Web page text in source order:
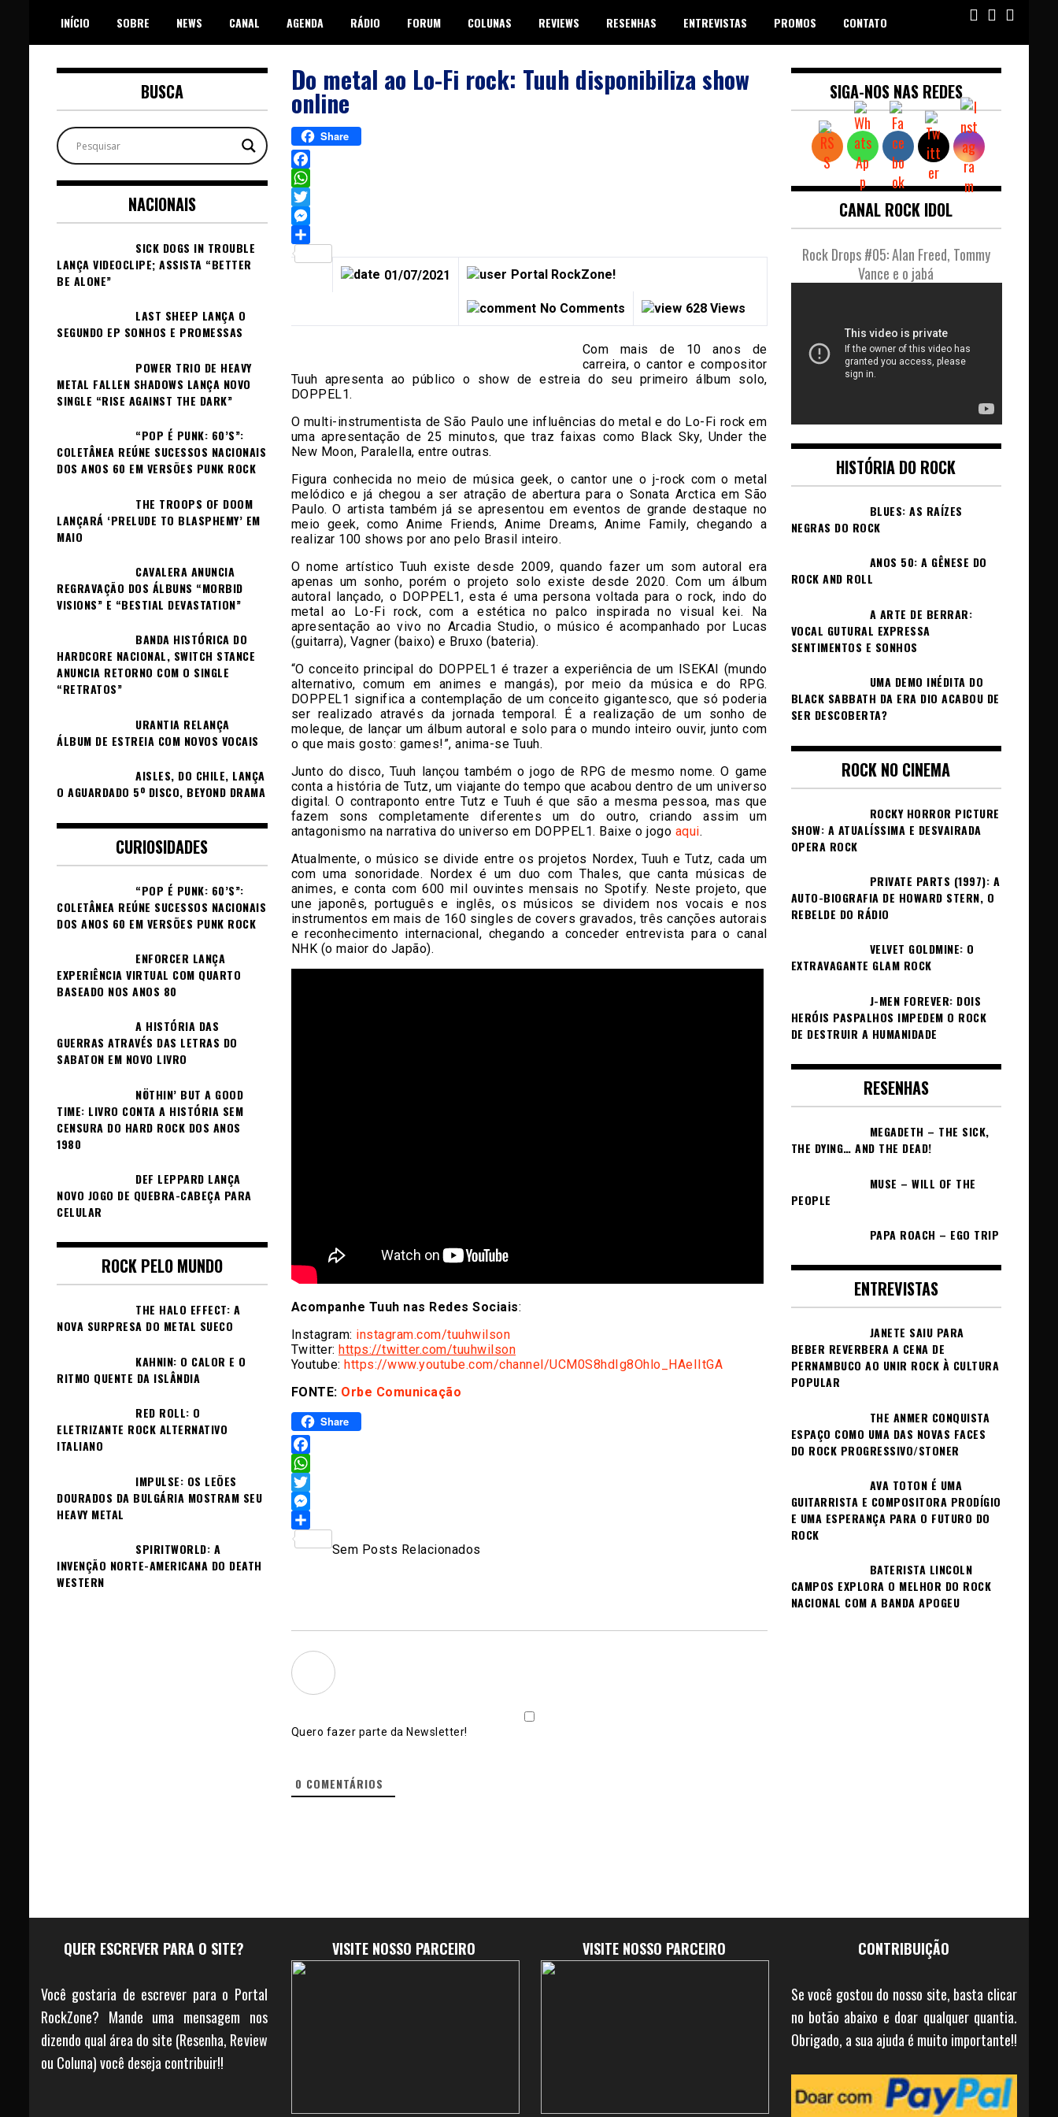
content
INÍCIO SOBRE NEWS CANAL AGENDA RÁDIO FORUM COLUNAS REVIEWS RESENHAS ENTREVISTAS PROMOS CONTATO
Do metal ao Lo-Fi rock: Tuuh disponibiliza show
online
Share
Facebook
WhatsApp
Twitter
Messenger
Share
01/07/2021 Portal RockZone!
No Comments 628 Views
Com mais de 10 anos de
carreira, o cantor e compositor
Tuuh apresenta ao público o show de estreia do seu primeiro álbum solo,
DOPPEL1.
O multi-instrumentista de São Paulo une influências do metal e do Lo-Fi rock em
uma apresentação de 25 minutos, que traz faixas como Black Sky, Under the
New Moon, Paralella, entre outras.
Figura conhecida no meio de música geek, o cantor une o j-rock com o metal
melódico e já chegou a ser atração de abertura para o Sonata Arctica em São
Paulo. O artista também já se apresentou em eventos de grande destaque no
meio geek, como Anime Friends, Anime Dreams, Anime Family, chegando a
realizar 100 shows por ano pelo Brasil inteiro.
O nome artístico Tuuh existe desde 2009, quando fazer um som autoral era
apenas um sonho, porém o projeto solo existe desde 2020. Com um álbum
autoral lançado, o DOPPEL1, esta é uma persona voltada para o rock, indo do
metal ao Lo-Fi rock, com a estética no palco inspirada no visual kei. Na
apresentação ao vivo no Arcadia Studio, o músico é acompanhado por Lucas
(guitarra), Vagner (baixo) e Bruxo (bateria).
“O conceito principal do DOPPEL1 é trazer a experiência de um ISEKAI (mundo
alternativo, comum em animes e mangás), por meio da música e do RPG.
DOPPEL1 significa a contemplação de um conceito gigantesco, que só poderia
ser realizado através da jornada temporal. É a realização de um sonho de
moleque, de lançar um álbum autoral e solo para o mundo inteiro ouvir, junto com
o que mais gosto: games!”, anima-se Tuuh.
Junto do disco, Tuuh lançou também o jogo de RPG de mesmo nome. O game
conta a história de Tutz, um viajante do tempo que acabou dentro de um universo
digital. O contraponto entre Tutz e Tuuh é que são a mesma pessoa, mas que
fazem sons completamente diferentes um do outro, criando assim um
antagonismo na narrativa do universo em DOPPEL1. Baixe o jogo aqui.
Atualmente, o músico se divide entre os projetos Nordex, Tuuh e Tutz, cada um
com uma sonoridade. Nordex é um duo com Thales, que canta músicas de
animes, e conta com 600 mil ouvintes mensais no Spotify. Neste projeto, que
une japonês, português e inglês, os músicos se dividem nos vocais e nos
instrumentos em mais de 160 singles de covers gravados, três canções autorais
e reconhecimento internacional, chegando a conceder entrevista para o canal
NHK (o maior do Japão).
Acompanhe Tuuh nas Redes Sociais:
Instagram: instagram.com/tuuhwilson
Twitter: https://twitter.com/tuuhwilson
Youtube: https://www.youtube.com/channel/UCM0S8hdIg8Ohlo_HAeIItGA
FONTE: Orbe Comunicação
Share
Facebook
WhatsApp
Twitter
Messenger
Sem Posts Relacionados
Quero fazer parte da Newsletter!
0 COMENTÁRIOS
BUSCA
NACIONAIS
SICK DOGS IN TROUBLE
LANÇA VIDEOCLIPE; ASSISTA “BETTER
BE ALONE”
LAST SHEEP LANÇA O
SEGUNDO EP SONHOS E PROMESSAS
POWER TRIO DE HEAVY
METAL FALLEN SHADOWS LANÇA NOVO
SINGLE “RISE AGAINST THE DARK”
“POP É PUNK: 60’S”:
COLETÂNEA REÚNE SUCESSOS NACIONAIS
DOS ANOS 60 EM VERSÕES PUNK ROCK
THE TROOPS OF DOOM
LANÇARÁ ‘PRELUDE TO BLASPHEMY’ EM
MAIO
CAVALERA ANUNCIA
REGRAVAÇÃO DOS ÁLBUNS “MORBID
VISIONS” E “BESTIAL DEVASTATION”
BANDA HISTÓRICA DO
HARDCORE NACIONAL, SWITCH STANCE
ANUNCIA RETORNO COM O SINGLE
“RETRATOS”
URANTIA RELANÇA
ÁLBUM DE ESTREIA COM NOVOS VOCAIS
AISLES, DO CHILE, LANÇA
O AGUARDADO 5º DISCO, BEYOND DRAMA
CURIOSIDADES
“POP É PUNK: 60’S”:
COLETÂNEA REÚNE SUCESSOS NACIONAIS
DOS ANOS 60 EM VERSÕES PUNK ROCK
ENFORCER LANÇA
EXPERIÊNCIA VIRTUAL COM QUARTO
BASEADO NOS ANOS 80
A HISTÓRIA DAS
GUERRAS ATRAVÉS DAS LETRAS DO
SABATON EM NOVO LIVRO
NÖTHIN’ BUT A GOOD
TIME: LIVRO CONTA A HISTÓRIA SEM
CENSURA DO HARD ROCK DOS ANOS
1980
DEF LEPPARD LANÇA
NOVO JOGO DE QUEBRA-CABEÇA PARA
CELULAR
ROCK PELO MUNDO
THE HALO EFFECT: A
NOVA SURPRESA DO METAL SUECO
KAHNIN: O CALOR E O
RITMO QUENTE DA ISLÂNDIA
RED ROLL: O
ELETRIZANTE ROCK ALTERNATIVO
ITALIANO
IMPULSE: OS LEÕES
DOURADOS DA BULGÁRIA MOSTRAM SEU
HEAVY METAL
SPIRITWORLD: A
INVENÇÃO NORTE-AMERICANA DO DEATH
WESTERN
SIGA-NOS NAS REDES
CANAL ROCK IDOL
Rock Drops #05: Alan Freed, Tommy
Vance e o jabá
HISTÓRIA DO ROCK
BLUES: AS RAÍZES
NEGRAS DO ROCK
ANOS 50: A GÊNESE DO
ROCK AND ROLL
A ARTE DE BERRAR:
VOCAL GUTURAL EXPRESSA
SENTIMENTOS E SONHOS
UMA DEMO INÉDITA DO
BLACK SABBATH DA ERA DIO ACABOU DE
SER DESCOBERTA?
ROCK NO CINEMA
ROCKY HORROR PICTURE
SHOW: A ATUALÍSSIMA E DESVAIRADA
OPERA ROCK
PRIVATE PARTS (1997): A
AUTO-BIOGRAFIA DE HOWARD STERN, O
REBELDE DO RÁDIO
VELVET GOLDMINE: O
EXTRAVAGANTE GLAM ROCK
J-MEN FOREVER: DOIS
HERÓIS PASPALHOS IMPEDEM O ROCK
DE DESTRUIR A HUMANIDADE
RESENHAS
MEGADETH – THE SICK,
THE DYING… AND THE DEAD!
MUSE – WILL OF THE
PEOPLE
PAPA ROACH – EGO TRIP
ENTREVISTAS
JANETE SAIU PARA
BEBER REVERBERA A CENA DE
PERNAMBUCO AO UNIR ROCK À CULTURA
POPULAR
THE ANMER CONQUISTA
ESPAÇO COMO UMA DAS NOVAS FACES
DO ROCK PROGRESSIVO/STONER
AVA TOTON É UMA
GUITARRISTA E COMPOSITORA PRODÍGIO
E UMA ESPERANÇA PARA O FUTURO DO
ROCK
BATERISTA LINCOLN
CAMPOS EXPLORA O MELHOR DO ROCK
NACIONAL COM A BANDA APOGEU
QUER ESCREVER PARA O SITE?
Você gostaria de escrever para o Portal
RockZone? Mande uma mensagem nos
dizendo qual área do site (Resenha, Review
ou Coluna) você deseja contribuir!!
VISITE NOSSO PARCEIRO VISITE NOSSO PARCEIRO CONTRIBUIÇÃO
Se você gostou do nosso site, basta clicar
no botão abaixo e doar qualquer quantia.
Obrigado, a sua ajuda é muito importante!!